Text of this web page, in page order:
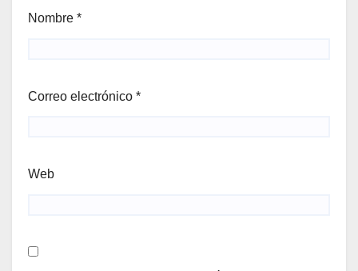
Nombre *
Correo electrónico *
Web